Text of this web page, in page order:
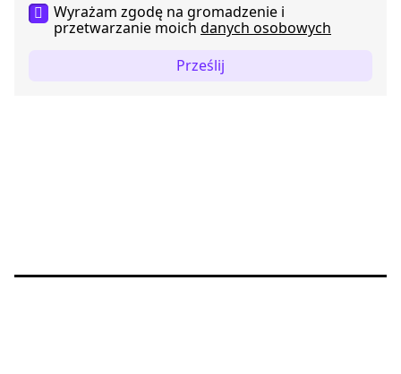
Wyrażam zgodę na gromadzenie i
przetwarzanie moich danych osobowych
Prześlij